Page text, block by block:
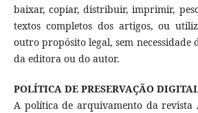
baixar, copiar, distribuir, imprimir,
textos completos dos artigos, ou
outro propósito legal, sem necessidade
da editora ou do autor.
POLÍTICA DE PRESERVAÇÃO
A política de arquivamento da revista